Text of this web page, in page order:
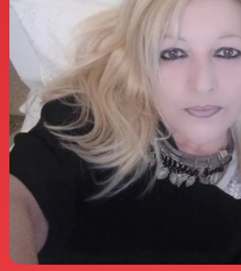
Agenzia matrimoniale Club di Più
Love Notebook
Il libro Donna di Cuori
Quanto costa Club di Più
Love Academy
Domande Frequenti
Impegno Sociale
Le nostre sedi
Facebook
YouTube